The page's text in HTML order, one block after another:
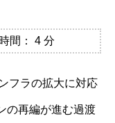
間： 4 分
フラの拡大に対応
の再編が進む過渡